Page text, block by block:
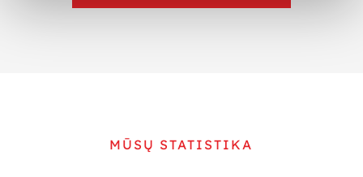
MŪSŲ STATISTIKA